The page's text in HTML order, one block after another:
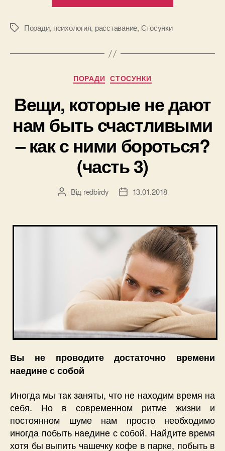
отношений
можно
Позначки
Поради, психология, расставание, Стосунки
Категорії
ПОРАДИ СТОСУНКИ
Вещи, которые не дают
нам быть счастливыми
– как с ними бороться?
(часть 3)
Автор
Від redbirdy
Дата13.01.2018
Вы не проводите достаточно времени
наедине с собой
Иногда мы так заняты, что не находим время на
себя. Но в современном ритме жизни и
постоянном шуме нам просто необходимо
иногда побыть наедине с собой. Найдите время
хотя бы выпить чашечку кофе в парке, побыть в